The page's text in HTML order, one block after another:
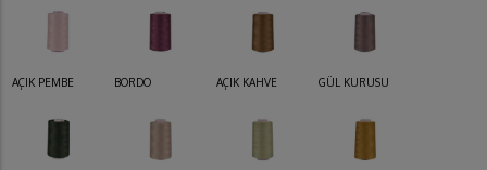
AÇIK PEMBE BORDO AÇIK KAHVE GÜL KURUSU